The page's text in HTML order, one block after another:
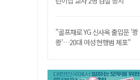
"골프채로 YG 신사옥 출입문 '쾅
쾅'…20대 여성 현행범 체포"